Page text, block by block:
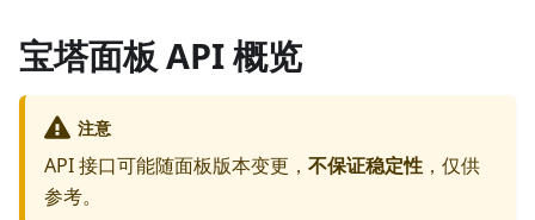
宝塔面板 API 概览
注意
API 接口可能随面板版本变更， 不保证稳定性 ，仅供
参考。